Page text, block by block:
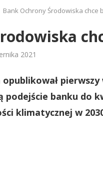
Bank Ochrony Środowiska chce
2021
banku do
klimatycznej w